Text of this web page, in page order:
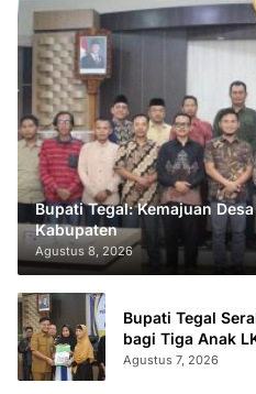
Bupati Tegal: Kemajuan
Kabupaten
Agustus 8, 2026
Bupati Tegal
bagi Tiga Anak
Agustus 7, 2026